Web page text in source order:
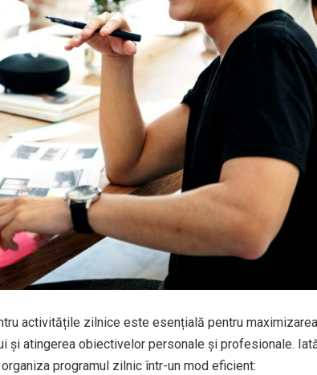
activitățile zilnice este esențială pentru maximizarea
și atingerea obiectivelor personale și profesionale.
programul zilnic într-un mod eficient: